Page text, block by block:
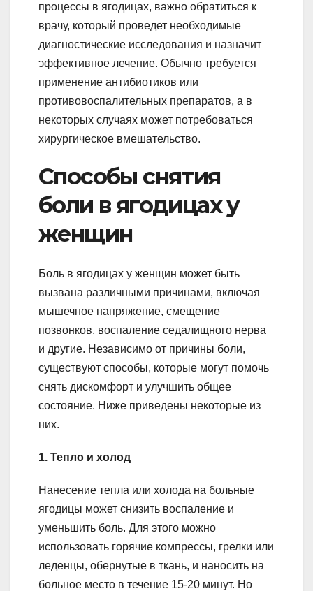
процессы в ягодицах, важно обратиться к
врачу, который проведет необходимые
диагностические исследования и назначит
эффективное лечение. Обычно требуется
применение антибиотиков или
противовоспалительных препаратов, а в
некоторых случаях может потребоваться
хирургическое вмешательство.
Способы снятия
боли в ягодицах у
женщин
Боль в ягодицах у женщин может быть
вызвана различными причинами, включая
мышечное напряжение, смещение
позвонков, воспаление седалищного нерва
и другие. Независимо от причины боли,
существуют способы, которые могут помочь
снять дискомфорт и улучшить общее
состояние. Ниже приведены некоторые из
них.
1. Тепло и холод
Нанесение тепла или холода на больные
ягодицы может снизить воспаление и
уменьшить боль. Для этого можно
использовать горячие компрессы, грелки или
леденцы, обернутые в ткань, и наносить на
больное место в течение 15-20 минут. Но